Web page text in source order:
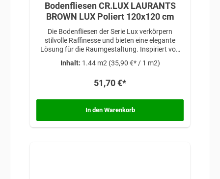
Bodenfliesen CR.LUX LAURANTS
BROWN LUX Poliert 120x120 cm
Die Bodenfliesen der Serie Lux verkörpern
stilvolle Raffinesse und bieten eine elegante
Lösung für die Raumgestaltung. Inspiriert von
zeitloser Schönheit und anspruchsvollem
Design, verleihen diese Fliesen jedem Raum eine
miteinander vereint.
Inhalt: 1.44 m2 (35,90 €* / 1 m2)
51,70 €*
In den Warenkorb